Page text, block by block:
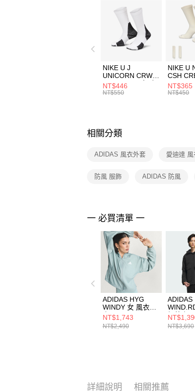
NIKE U J
UNICORN CRW
1PR -160 男女 中
統襪 FZ3393100
NT$446
NT$550
NIKE U
CSH
144
女 短統襪
NT$365
NT$450
相關分類
ADIDAS 風衣外套 愛迪達
防風 服飾 ADIDAS 防風
一 必買清單 一
ADIDAS HYG
WINDY 女 風衣外
套 KC7654
NT$1,743
NT$2,490
ADIDAS
帽外套
NT$3,690
詳細說明 相關推薦